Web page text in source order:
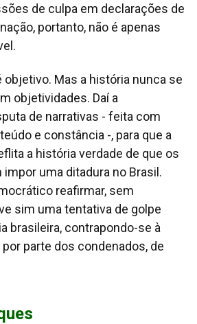
de culpa em declarações de
portanto, não é apenas
objetivo. Mas a história nunca se
objetividades. Daí a
de narrativas - feita com
e constância -, para que a
a história verdade de que os
uma ditadura no Brasil.
reafirmar, sem
sim uma tentativa de golpe
brasileira, contrapondo-se à
parte dos condenados, de